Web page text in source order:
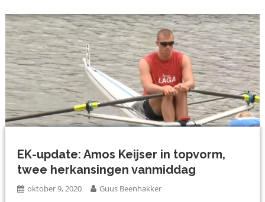
EK-update: Amos Keijser in topvorm,
twee herkansingen vanmiddag
oktober 9, 2020 Guus Beenhakker